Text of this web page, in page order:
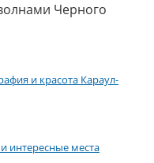
Черного
и красота Караул-
интересные места